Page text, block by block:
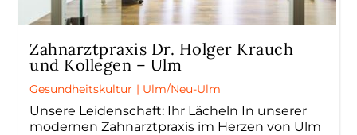
Zahnarztpraxis Dr. Holger Krauch
und Kollegen – Ulm
Gesundheitskultur | Ulm/Neu-Ulm
Unsere Leidenschaft: Ihr Lächeln In unserer
modernen Zahnarztpraxis im Herzen von Ulm